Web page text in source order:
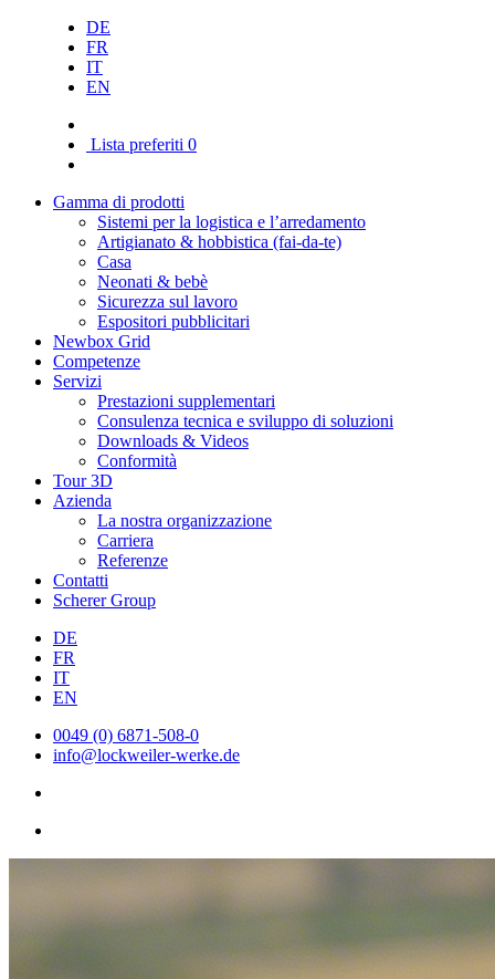
DE
FR
IT
EN
Lista preferiti 0
Gamma di prodotti
Sistemi per la logistica e l’arredamento
Artigianato & hobbistica (fai-da-te)
Casa
Neonati & bebè
Sicurezza sul lavoro
Espositori pubblicitari
Newbox Grid
Competenze
Servizi
Prestazioni supplementari
Consulenza tecnica e sviluppo di soluzioni
Downloads & Videos
Conformità
Tour 3D
Azienda
La nostra organizzazione
Carriera
Referenze
Contatti
Scherer Group
DE
FR
IT
EN
0049 (0) 6871-508-0
info@lockweiler-werke.de